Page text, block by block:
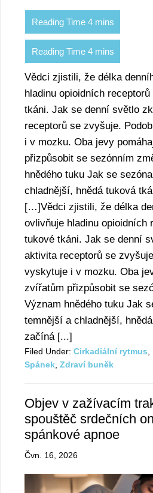
Vědci zjistili, že délka
hladinu opioidních
tkáni. Jak se denní světlo
receptorů se zvyšuje.
i v mozku. Oba jevy
přizpůsobit se sezónním
hnědého tuku Jak se
chladnější, hnědá tuková
[…]Vědci zjistili, že délka
ovlivňuje hladinu opioidních
tukové tkáni. Jak se denní
aktivita receptorů se
vyskytuje i v mozku. Oba
zvířatům přizpůsobit se
Význam hnědého tuku Jak
temnější a chladnější,
začíná [...]
Filed Under: Cirkadiální rytmus,
Spánek, Zdraví bunĕk
Objev v zažívacím
spouštěč srdečních
spánkové apnoe
Čvn. 16, 2026